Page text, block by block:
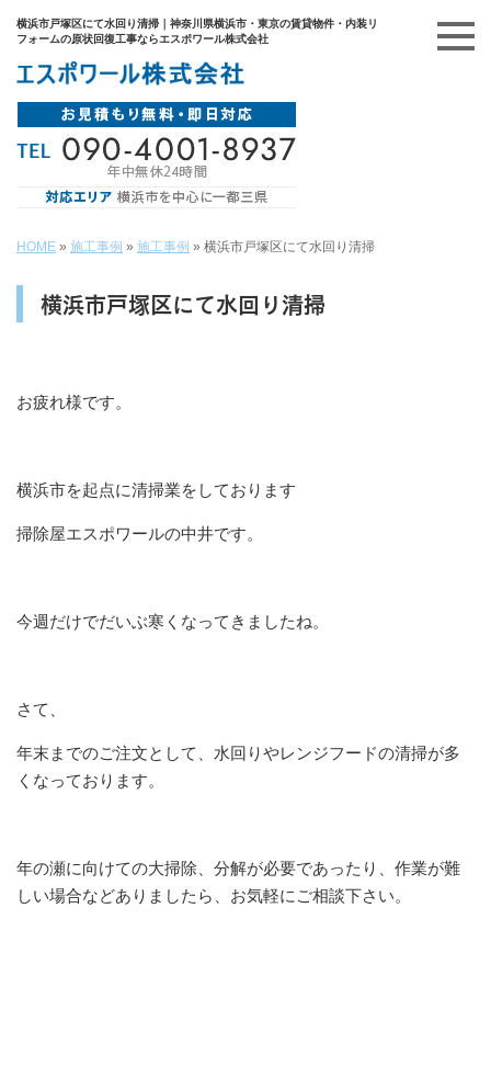
横浜市戸塚区にて水回り清掃｜神奈川県横浜市・東京の賃貸物件・内装リ
フォームの原状回復工事ならエスポワール株式会社
HOME » 施工事例 » 施工事例 » 横浜市戸塚区にて水回り清掃
横浜市戸塚区にて水回り清掃
お疲れ様です。
横浜市を起点に清掃業をしております
掃除屋エスポワールの中井です。
今週だけでだいぶ寒くなってきましたね。
さて、
年末までのご注文として、水回りやレンジフードの清掃が多
くなっております。
年の瀬に向けての大掃除、分解が必要であったり、作業が難
しい場合などありましたら、お気軽にご相談下さい。